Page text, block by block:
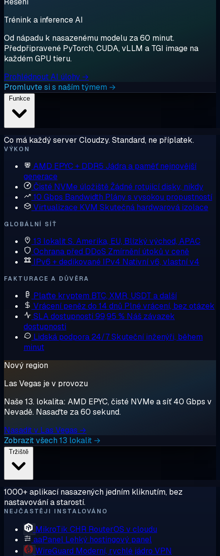
Trénink a inference AI
Od nápadu k nasazenému modelu za 60 minut.
Předpřipravené PyTorch, CUDA, vLLM a TGI image na
každém GPU tieru.
Prohlédnout AI úlohy →
Promluvte si s naším týmem →
Co má každý server Cloudzy. Standard, ne příplatek.
VÝKON
AMD EPYC + DDR5 Jádra a paměť nejnovější
generace
Čisté NVMe úložištěŽádné rotující disky, nikdy
10 Gbps Bandwidth Plány s vysokou propustností
Virtualizace KVM Skutečná hardwarová izolace
GLOBÁLNÍ SÍŤ
13 lokalitS. Amerika, EU, Blízký východ, APAC
Ochrana před DDoS Zmírnění útoků v ceně
IPv6 + dedikované IPv4 Nativní v6, vlastní v4
FAKTURACE A DŮVĚRA
Plaťte kryptem BTC, XMR, USDT a další
Vrácení peněz do 14 dnů Plné vrácení, bez otázek
SLA dostupnosti 99,95 % Náš závazek
dostupnosti
Lidská podpora 24/7Skuteční inženýři, během
minut
Nový region
Las Vegas je v provozu
Naše 13. lokalita: AMD EPYC, čisté NVMe a síť 40 Gbps v
Nevadě. Nasaďte za 60 sekund.
Nasadit v Las Vegas →
Zobrazit všech 13 lokalit →
1000+ aplikací nasazených jedním kliknutím, bez
nastavování a starostí.
NEJČASTĚJI INSTALOVÁNO
MikroTik CHR RouterOS v cloudu
aaPanel Lehký hostingový panel
WireGuard Moderní, rychlé jádro VPN